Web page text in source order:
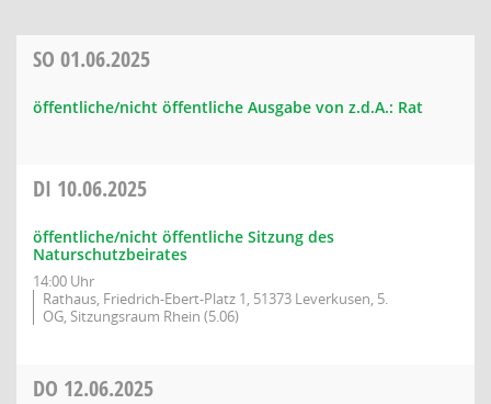
SO 01.06.2025
öffentliche/nicht öffentliche Ausgabe von z.d.A.: Rat
DI 10.06.2025
öffentliche/nicht öffentliche Sitzung des
Naturschutzbeirates
14:00 Uhr
Rathaus, Friedrich-Ebert-Platz 1, 51373 Leverkusen, 5.
OG, Sitzungsraum Rhein (5.06)
DO 12.06.2025